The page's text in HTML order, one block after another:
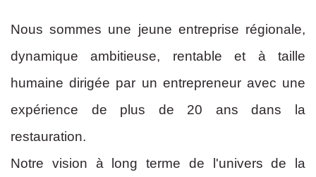
Nous sommes une jeune entreprise régionale,
dynamique ambitieuse, rentable et à taille
humaine dirigée par un entrepreneur avec une
expérience de plus de 20 ans dans la
restauration.
Notre vision à long terme de l'univers de la